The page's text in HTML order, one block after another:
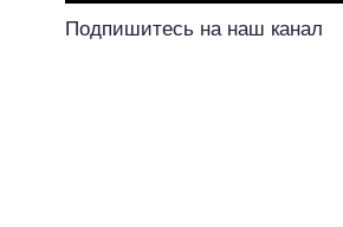
Подпишитесь на наш канал